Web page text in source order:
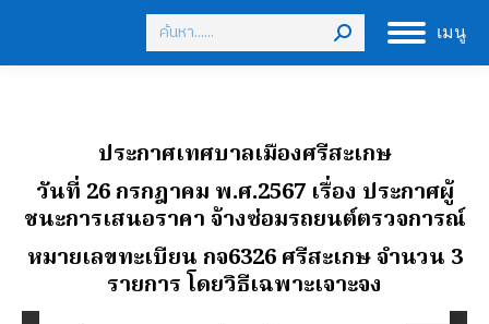
เมนู
Search:
ประกาศเทศบาลเมืองศรีสะเกษ
วันที่ 26 กรกฎาคม พ.ศ.2567 เรื่อง ประกาศผู้
ชนะการเสนอราคา จ้างซ่อมรถยนต์ตรวจการณ์
หมายเลขทะเบียน กจ6326 ศรีสะเกษ จํานวน 3
รายการ โดยวิธีเฉพาะเจาะจง